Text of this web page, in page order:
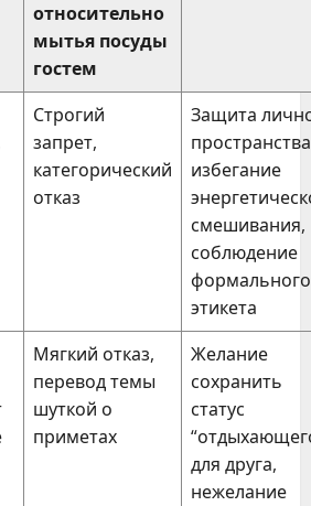
относительно
мытья посуды
гостем
Строгий
запрет,
категорический
отказ
Защита
избегание
смешивания,
соблюдение
формального
этикета
Мягкий отказ,
перевод темы
шуткой о
приметах
Желание
сохранить
статус
для друга,
нежелание